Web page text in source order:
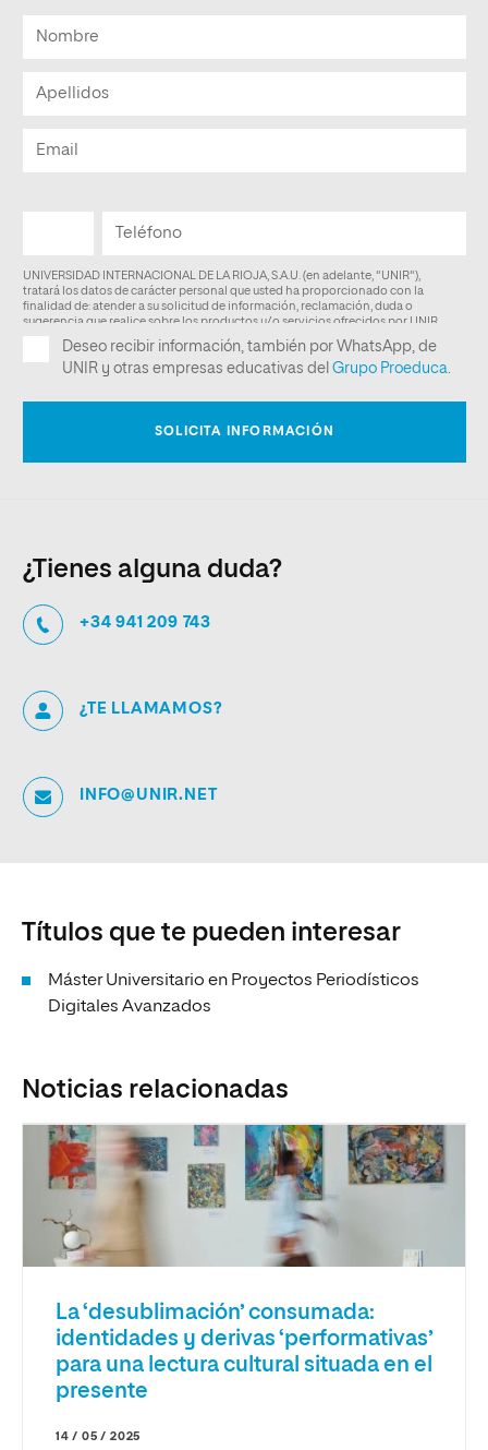
¿Tienes alguna duda?
+34 941 209 743
¿TE LLAMAMOS?
INFO@UNIR.NET
Títulos que te pueden interesar
Máster Universitario en Proyectos Periodísticos
Digitales Avanzados
Noticias relacionadas
La ‘desublimación’ consumada:
identidades y derivas ‘performativas’
para una lectura cultural situada en el
presente
14 / 05 / 2025